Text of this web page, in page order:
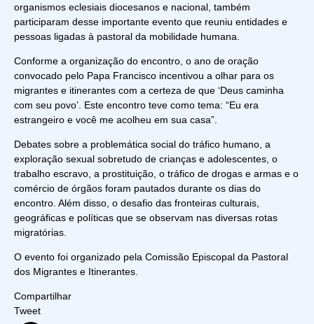
organismos eclesiais diocesanos e nacional, também
participaram desse importante evento que reuniu entidades e
pessoas ligadas à pastoral da mobilidade humana.
Conforme a organização do encontro, o ano de oração
convocado pelo Papa Francisco incentivou a olhar para os
migrantes e itinerantes com a certeza de que ‘Deus caminha
com seu povo’. Este encontro teve como tema: “Eu era
estrangeiro e você me acolheu em sua casa”.
Debates sobre a problemática social do tráfico humano, a
exploração sexual sobretudo de crianças e adolescentes, o
trabalho escravo, a prostituição, o tráfico de drogas e armas e o
comércio de órgãos foram pautados durante os dias do
encontro. Além disso, o desafio das fronteiras culturais,
geográficas e políticas que se observam nas diversas rotas
migratórias.
O evento foi organizado pela Comissão Episcopal da Pastoral
dos Migrantes e Itinerantes.
Compartilhar
Tweet